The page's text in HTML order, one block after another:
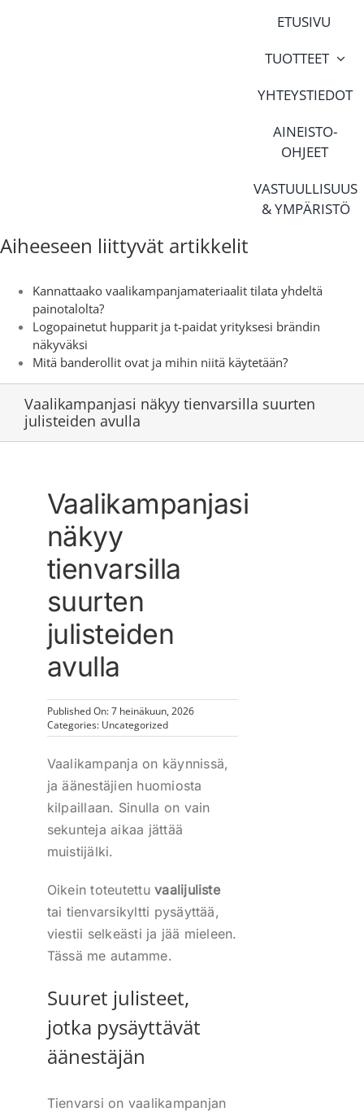
ETUSIVU
TUOTTEET
YHTEYSTIEDOT
AINEISTO-
OHJEET
VASTUULLISUUS
& YMPÄRISTÖ
Aiheeseen liittyvät artikkelit
Kannattaako vaalikampanjamateriaalit tilata yhdeltä
painotalolta?
Logopainetut hupparit ja t-paidat yrityksesi brändin
näkyväksi
Mitä banderollit ovat ja mihin niitä käytetään?
Vaalikampanjasi näkyy tienvarsilla suurten
julisteiden avulla
Vaalikampanjasi
näkyy
tienvarsilla
suurten
julisteiden
avulla
Published On: 7 heinäkuun, 2026
Categories: Uncategorized
Vaalikampanja on käynnissä,
ja äänestäjien huomiosta
kilpaillaan. Sinulla on vain
sekunteja aikaa jättää
muistijälki.
Oikein toteutettuvaalijuliste
tai tienvarsikyltti pysäyttää,
viestii selkeästi ja jää mieleen.
Tässä me autamme.
Suuret julisteet,
jotka pysäyttävät
äänestäjän
Tienvarsi on vaalikampanjan